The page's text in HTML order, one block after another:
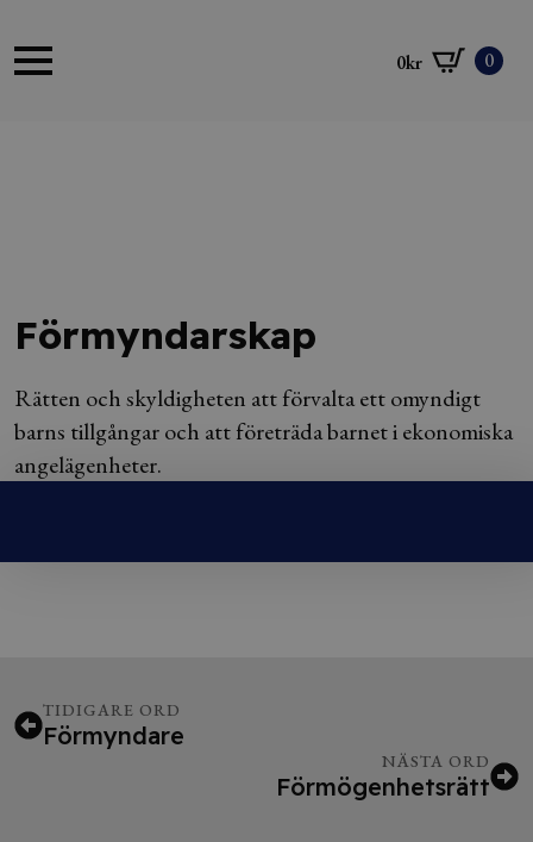
0kr 0
Förmyndarskap
Rätten och skyldigheten att förvalta ett omyndigt
barns tillgångar och att företräda barnet i ekonomiska
angelägenheter.
TIDIGARE ORD
Förmyndare
NÄSTA ORD
Förmögenhetsrätt